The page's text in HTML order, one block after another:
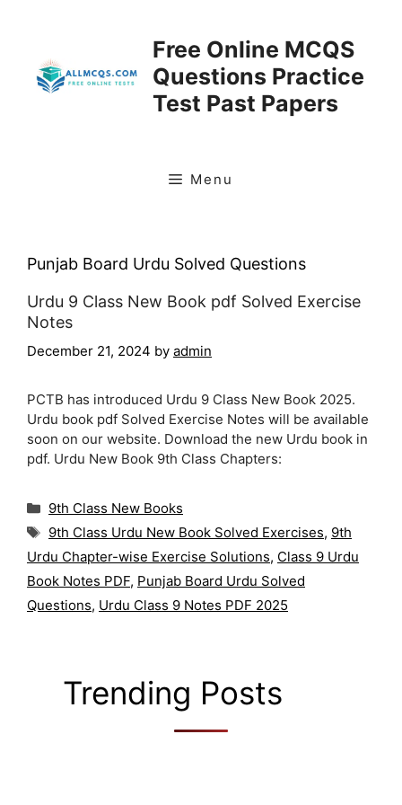
Free Online MCQS
Questions Practice
Test Past Papers
Menu
Punjab Board Urdu Solved Questions
Urdu 9 Class New Book pdf Solved Exercise
Notes
December 21, 2024 by admin
PCTB has introduced Urdu 9 Class New Book 2025.
Urdu book pdf Solved Exercise Notes will be available
soon on our website. Download the new Urdu book in
pdf. Urdu New Book 9th Class Chapters:
Categories
9th Class New Books
Tags
9th Class Urdu New Book Solved Exercises, 9th
Urdu Chapter-wise Exercise Solutions, Class 9 Urdu
Book Notes PDF, Punjab Board Urdu Solved
Questions, Urdu Class 9 Notes PDF 2025
Trending Posts